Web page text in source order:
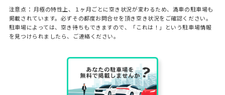
注意点： 月極の特性上、１ヶ月ごとに空き状況が変わるため、満車の駐車場も
掲載されています。必ずその都度お問合せを頂き空き状況をご確認ください。
駐車場によっては、空き待ちもできますので、「これは！」という駐車場情報
を見つけられましたら、ご連絡ください。